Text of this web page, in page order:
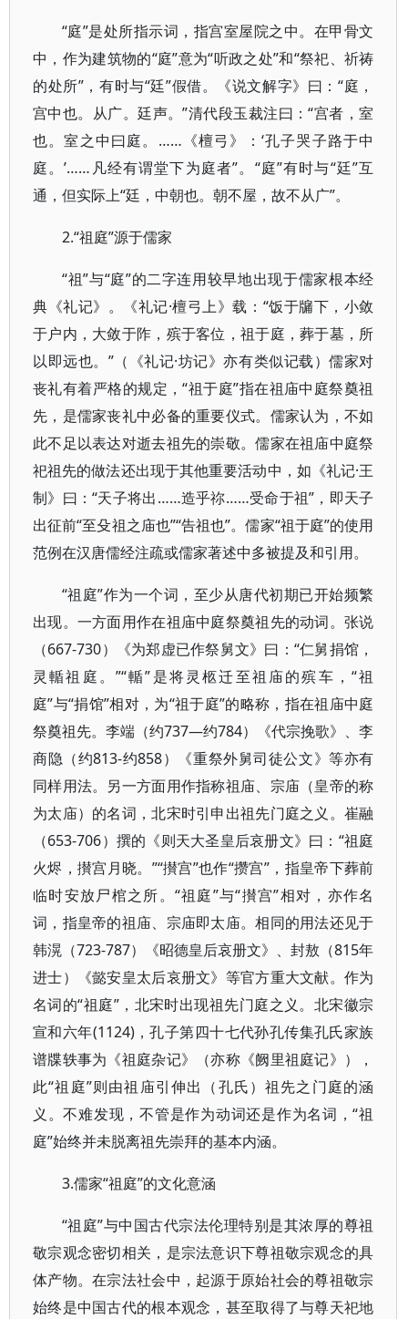
“庭”是处所指示词，指宫室屋院之中。在甲骨文
中，作为建筑物的“庭”意为“听政之处”和“祭祀、祈祷
的处所”，有时与“廷”假借。《说文解字》曰：“庭，
宫中也。从广。廷声。”清代段玉裁注曰：“宫者，室
也。室之中曰庭。……《檀弓》：‘孔子哭子路于中
庭。’……凡经有谓堂下为庭者”。“庭”有时与“廷”互
通，但实际上“廷，中朝也。朝不屋，故不从广”。
2.“祖庭”源于儒家
“祖”与“庭”的二字连用较早地出现于儒家根本经
典《礼记》。《礼记·檀弓上》载：“饭于牖下，小敛
于户内，大敛于阼，殡于客位，祖于庭，葬于墓，所
以即远也。”（《礼记·坊记》亦有类似记载）儒家对
丧礼有着严格的规定，“祖于庭”指在祖庙中庭祭奠祖
先，是儒家丧礼中必备的重要仪式。儒家认为，不如
此不足以表达对逝去祖先的崇敬。儒家在祖庙中庭祭
祀祖先的做法还出现于其他重要活动中，如《礼记·王
制》曰：“天子将出……造乎祢……受命于祖”，即天子
出征前“至殳祖之庙也”“告祖也”。儒家“祖于庭”的使用
范例在汉唐儒经注疏或儒家著述中多被提及和引用。
“祖庭”作为一个词，至少从唐代初期已开始频繁
出现。一方面用作在祖庙中庭祭奠祖先的动词。张说
（667-730）《为郑虚已作祭舅文》曰：“仁舅捐馆，
灵輴祖庭。”“輴”是将灵柩迁至祖庙的殡车，“祖
庭”与“捐馆”相对，为“祖于庭”的略称，指在祖庙中庭
祭奠祖先。李端（约737—约784）《代宗挽歌》、李
商隐（约813-约858）《重祭外舅司徒公文》等亦有
同样用法。另一方面用作指称祖庙、宗庙（皇帝的称
为太庙）的名词，北宋时引申出祖先门庭之义。崔融
（653-706）撰的《则天大圣皇后哀册文》曰：“祖庭
火烬，攅宫月晓。”“攅宫”也作“攒宫”，指皇帝下葬前
临时安放尸棺之所。“祖庭”与“攅宫”相对，亦作名
词，指皇帝的祖庙、宗庙即太庙。相同的用法还见于
韩滉（723-787）《昭德皇后哀册文》、封敖（815年
进士）《懿安皇太后哀册文》等官方重大文献。作为
名词的“祖庭”，北宋时出现祖先门庭之义。北宋徽宗
宣和六年(1124)，孔子第四十七代孙孔传集孔氏家族
谱牒轶事为《祖庭杂记》（亦称《阙里祖庭记》），
此“祖庭”则由祖庙引伸出（孔氏）祖先之门庭的涵
义。不难发现，不管是作为动词还是作为名词，“祖
庭”始终并未脱离祖先崇拜的基本内涵。
3.儒家“祖庭”的文化意涵
“祖庭”与中国古代宗法伦理特别是其浓厚的尊祖
敬宗观念密切相关，是宗法意识下尊祖敬宗观念的具
体产物。在宗法社会中，起源于原始社会的尊祖敬宗
始终是中国古代的根本观念，甚至取得了与尊天祀地